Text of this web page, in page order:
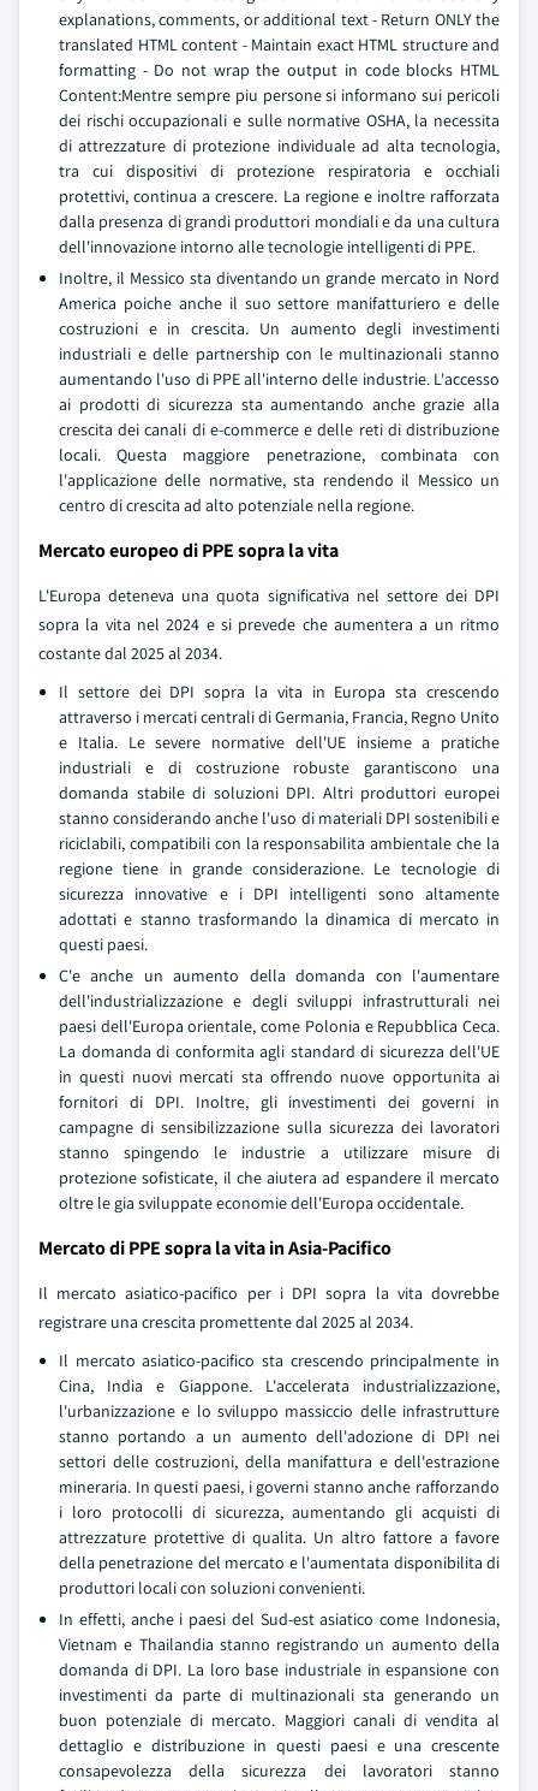
explanations, comments, or additional text - Return ONLY the
translated HTML content - Maintain exact HTML structure and
formatting - Do not wrap the output in code blocks HTML
Content:Mentre sempre piu persone si informano sui pericoli
dei rischi occupazionali e sulle normative OSHA, la necessita
di attrezzature di protezione individuale ad alta tecnologia,
tra cui dispositivi di protezione respiratoria e occhiali
protettivi, continua a crescere. La regione e inoltre rafforzata
dalla presenza di grandi produttori mondiali e da una cultura
dell'innovazione intorno alle tecnologie intelligenti di PPE.
Inoltre, il Messico sta diventando un grande mercato in Nord
America poiche anche il suo settore manifatturiero e delle
costruzioni e in crescita. Un aumento degli investimenti
industriali e delle partnership con le multinazionali stanno
aumentando l'uso di PPE all'interno delle industrie. L'accesso
ai prodotti di sicurezza sta aumentando anche grazie alla
crescita dei canali di e-commerce e delle reti di distribuzione
locali. Questa maggiore penetrazione, combinata con
l'applicazione delle normative, sta rendendo il Messico un
centro di crescita ad alto potenziale nella regione.
Mercato europeo di PPE sopra la vita
L'Europa deteneva una quota significativa nel settore dei DPI
sopra la vita nel 2024 e si prevede che aumentera a un ritmo
costante dal 2025 al 2034.
Il settore dei DPI sopra la vita in Europa sta crescendo
attraverso i mercati centrali di Germania, Francia, Regno Unito
e Italia. Le severe normative dell'UE insieme a pratiche
industriali e di costruzione robuste garantiscono una
domanda stabile di soluzioni DPI. Altri produttori europei
stanno considerando anche l'uso di materiali DPI sostenibili e
riciclabili, compatibili con la responsabilita ambientale che la
regione tiene in grande considerazione. Le tecnologie di
sicurezza innovative e i DPI intelligenti sono altamente
adottati e stanno trasformando la dinamica di mercato in
questi paesi.
C'e anche un aumento della domanda con l'aumentare
dell'industrializzazione e degli sviluppi infrastrutturali nei
paesi dell'Europa orientale, come Polonia e Repubblica Ceca.
La domanda di conformita agli standard di sicurezza dell'UE
in questi nuovi mercati sta offrendo nuove opportunita ai
fornitori di DPI. Inoltre, gli investimenti dei governi in
campagne di sensibilizzazione sulla sicurezza dei lavoratori
stanno spingendo le industrie a utilizzare misure di
protezione sofisticate, il che aiutera ad espandere il mercato
oltre le gia sviluppate economie dell'Europa occidentale.
Mercato di PPE sopra la vita in Asia-Pacifico
Il mercato asiatico-pacifico per i DPI sopra la vita dovrebbe
registrare una crescita promettente dal 2025 al 2034.
Il mercato asiatico-pacifico sta crescendo principalmente in
Cina, India e Giappone. L'accelerata industrializzazione,
l'urbanizzazione e lo sviluppo massiccio delle infrastrutture
stanno portando a un aumento dell'adozione di DPI nei
settori delle costruzioni, della manifattura e dell'estrazione
mineraria. In questi paesi, i governi stanno anche rafforzando
i loro protocolli di sicurezza, aumentando gli acquisti di
attrezzature protettive di qualita. Un altro fattore a favore
della penetrazione del mercato e l'aumentata disponibilita di
produttori locali con soluzioni convenienti.
In effetti, anche i paesi del Sud-est asiatico come Indonesia,
Vietnam e Thailandia stanno registrando un aumento della
domanda di DPI. La loro base industriale in espansione con
investimenti da parte di multinazionali sta generando un
buon potenziale di mercato. Maggiori canali di vendita al
dettaglio e distribuzione in questi paesi e una crescente
consapevolezza della sicurezza dei lavoratori stanno